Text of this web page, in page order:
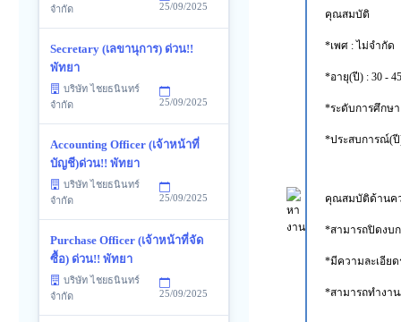
จำกัด
25/09/2025
Secretary (เลขานุการ) ด่วน!!
พัทยา
บริษัท ไชยธนินทร์
จำกัด
25/09/2025
Accounting Officer (เจ้าหน้าที่
บัญชี)ด่วน!! พัทยา
บริษัท ไชยธนินทร์
จำกัด
25/09/2025
Purchase Officer (เจ้าหน้าที่จัด
ซื้อ) ด่วน!! พัทยา
บริษัท ไชยธนินทร์
จำกัด
25/09/2025
คุณสมบัติ
*เพศ : ไม่จำกัด
*อายุ(ปี) : 30 - 45
*ระดับการศึกษ
*ประสบการณ์(ปี
คุณสมบัติด้านค
*สามารถปิดงบก
*มีความละเอีย
*สามารถทำงา